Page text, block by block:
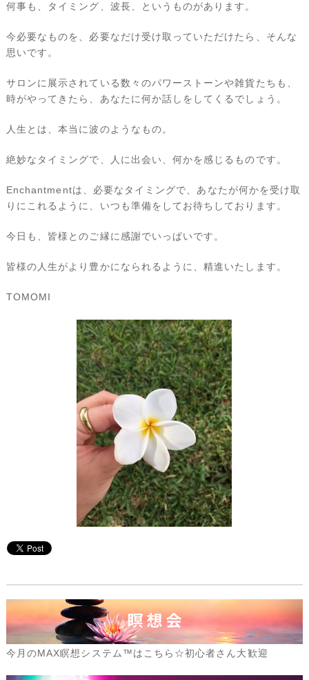
何事も、タイミング、波長、というものがあります。
今必要なものを、必要なだけ受け取っていただけたら、そんな
思いです。
サロンに展示されている数々のパワーストーンや雑貨たちも、
時がやってきたら、あなたに何か話しをしてくるでしょう。
人生とは、本当に波のようなもの。
絶妙なタイミングで、人に出会い、何かを感じるものです。
Enchantmentは、必要なタイミングで、あなたが何かを受け取
りにこれるように、いつも準備をしてお待ちしております。
今日も、皆様とのご縁に感謝でいっぱいです。
皆様の人生がより豊かになられるように、精進いたします。
TOMOMI
今月のMAX瞑想システム™はこちら☆初心者さん大歓迎